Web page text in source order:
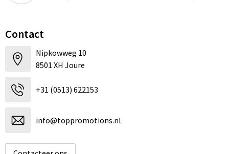
Contact
Nipkowweg 10
8501 XH Joure
+31 (0513) 622153
info@toppromotions.nl